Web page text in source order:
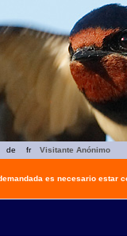
fr
de
Visitante Anónimo
es necesario estar